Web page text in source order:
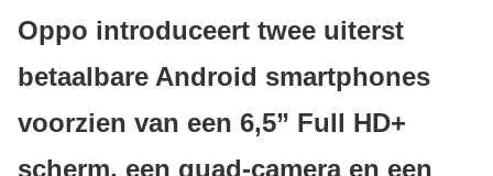
Oppo introduceert twee uiterst
betaalbare Android smartphones
voorzien van een 6,5” Full HD+
scherm, een quad-camera en een